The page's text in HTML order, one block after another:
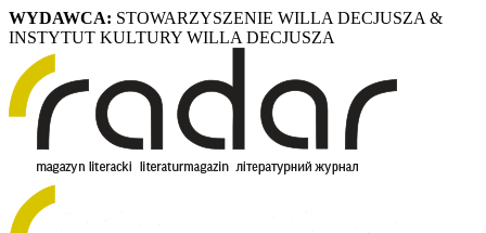
WYDAWCA: STOWARZYSZENIE WILLA DECJUSZA &
INSTYTUT KULTURY WILLA DECJUSZA